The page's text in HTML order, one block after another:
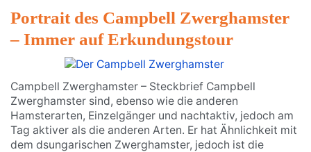
Portrait des Campbell Zwerghamster
– Immer auf Erkundungstour
Campbell Zwerghamster – Steckbrief Campbell
Zwerghamster sind, ebenso wie die anderen
Hamsterarten, Einzelgänger und nachtaktiv, jedoch am
Tag aktiver als die anderen Arten. Er hat Ähnlichkeit mit
dem dsungarischen Zwerghamster, jedoch ist die